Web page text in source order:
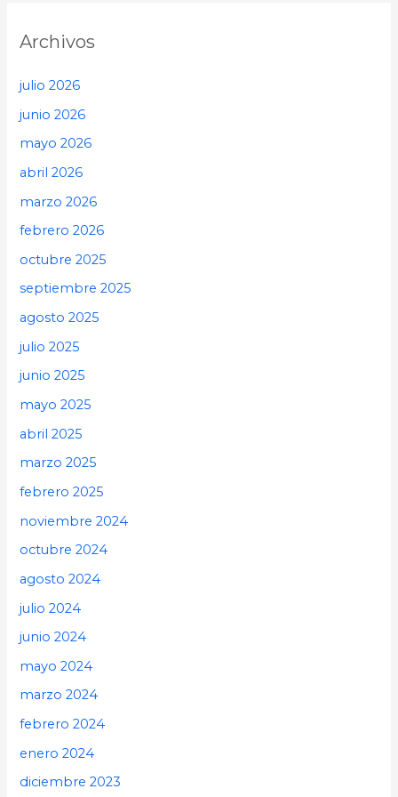
Archivos
julio 2026
junio 2026
mayo 2026
abril 2026
marzo 2026
febrero 2026
octubre 2025
septiembre 2025
agosto 2025
julio 2025
junio 2025
mayo 2025
abril 2025
marzo 2025
febrero 2025
noviembre 2024
octubre 2024
agosto 2024
julio 2024
junio 2024
mayo 2024
marzo 2024
febrero 2024
enero 2024
diciembre 2023